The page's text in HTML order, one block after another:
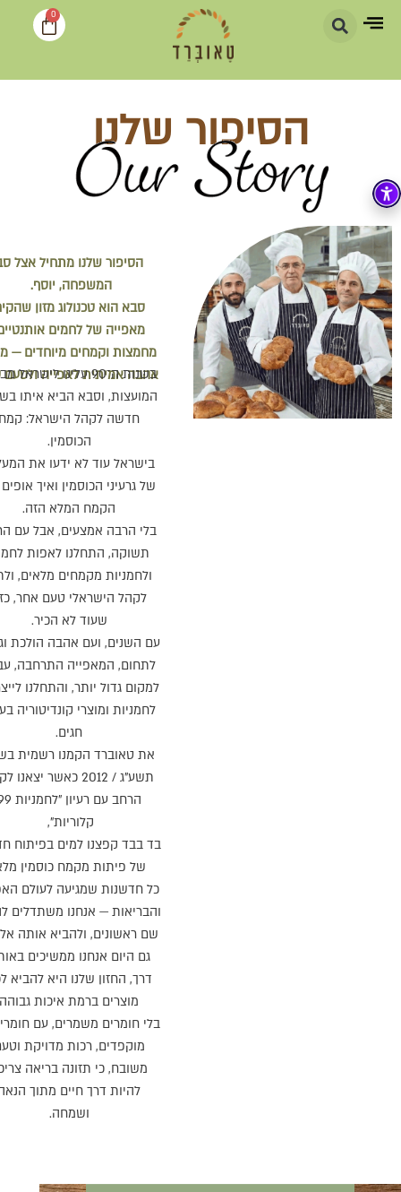
0
הסיפור שלנו
הסיפור שלנו מתחיל אצל
המשפחה, יוסף.
סבא הוא טכנולוג מזון
מאפייה של לחמים
מחמצות וקמחים מיוחדים —
אהבה אמיתית לאפייה ולטעם
בשנות ה־90 עלינו לישראל
המועצות, וסבא הביא איתו
חדשה לקהל הישראל:
הכוסמין.
בישראל עוד לא ידעו את
של גרעיני הכוסמין ואיך
הקמח המלא הזה.
בלי הרבה אמצעים, אבל עם
תשוקה, התחלנו לאפות
ולחמניות מקמחים מלאים,
לקהל הישראלי טעם אחר,
שעוד לא הכיר.
עם השנים, ועם אהבה הולכת
לתחום, המאפייה התרחבה,
למקום גדול יותר, והתחלנו
לחמניות ומוצרי קונדיטוריה
חגים.
את טאוברד הקמנו רשמית
תשע"ג / 2012 כאשר
הרחב עם רעיון
קלוריות",
בד בבד קפצנו למים בפיתוח
של פיתות מקמח כוסמין
כל חדשנות שמגיעה לעולם
והבריאות — אנחנו משתדלים
שם ראשונים, ולהביא אותה
גם היום אנחנו ממשיכים
דרך, החזון שלנו היא להביא
מוצרים ברמת איכות גבוהה
בלי חומרים משמרים, עם
מוקפדים, רכות מדויקת
משובח, כי תזונה בריאה
להיות דרך חיים מתוך
ושמחה.